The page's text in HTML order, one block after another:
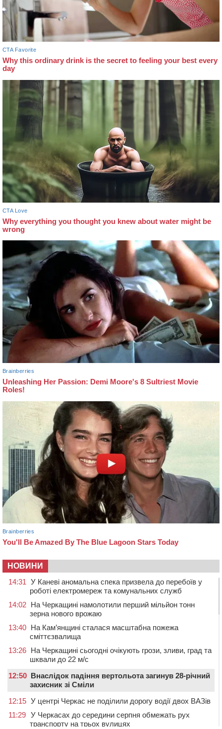
НОВИНИ
14:31 У Каневі аномальна спека призвела до перебоїв у
роботі електромереж та комунальних служб
14:02 На Черкащині намолотили перший мільйон тонн
зерна нового врожаю
13:40 На Кам’янщині сталася масштабна пожежа
сміттєзвалища
13:26 На Черкащині сьогодні очікують грози, зливи, град та
шквали до 22 м/с
12:50 Внаслідок падіння вертольота загинув 28-річний
захисник зі Сміли
12:15 У центрі Черкас не поділили дорогу водії двох ВАЗів
11:29 У Черкасах до середини серпня обмежать рух
транспорту на трьох вулицях